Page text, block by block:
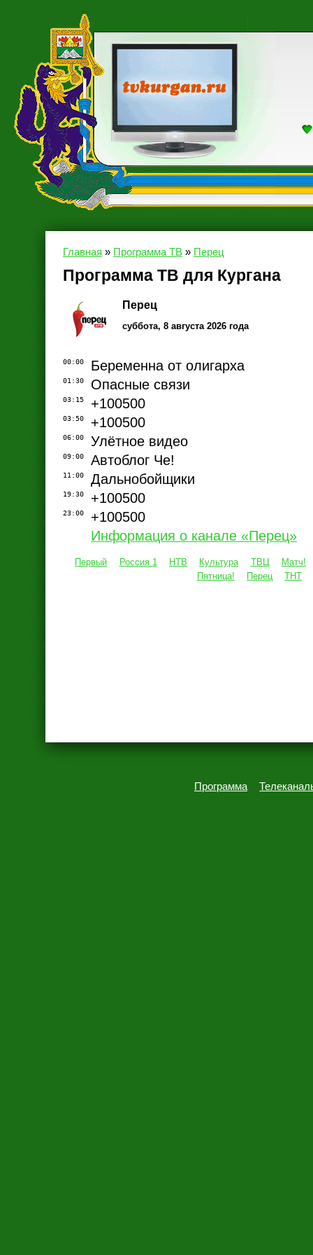
Главная » Программа ТВ » Перец
Программа ТВ для Кургана
Перец
суббота, 8 августа 2026 года
00:00 Беременна от олигарха
01:30 Опасные связи
03:15 +100500
03:50 +100500
06:00 Улётное видео
09:00 Автоблог Че!
11:00 Дальнобойщики
19:30 +100500
23:00
+100500
Информация о канале «Перец»
Первый Россия 1 НТВ Культура ТВЦ
Матч!
Пятница!
Перец ТНТ
Программа